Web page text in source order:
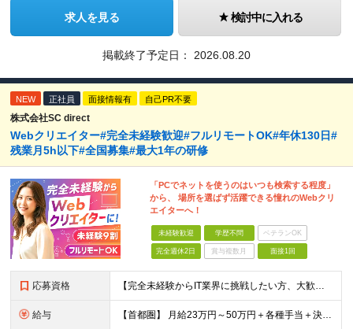
求人を見る 検討中に入れる
掲載終了予定日： 2026.08.20
NEW 正社員 面接情報有 自己PR不要
株式会社SC direct
Webクリエイター#完全未経験歓迎#フルリモートOK#年休130日#
残業月5h以下#全国募集#最大1年の研修
「PCでネットを使うのはいつも検索する程度」
から、 場所を選ばず活躍できる憧れのWebクリ
エイターへ！
未経験歓迎 学歴不問 ベテランOK
完全週休2日 賞与複数月 面接1回
応募資格 【完全未経験からIT業界に挑戦したい方、大歓迎！】 ●応募年齢制限：34歳まで（若年層の長期キャリア形成を図るため） ★学歴不問・転職回数不問 ★第二新卒・社会人デビューOK 【こんな方を求めていま
給与 【首都圏】 月給23万円～50万円＋各種手当＋決算賞与 【大阪】 月給22万円～50万円＋各種手当＋決算賞与 【愛知】 月給21.5万円～50万円＋各種手当＋決算賞与 【福岡・宮城】 月給20万